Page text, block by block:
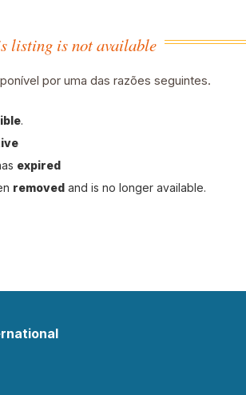
listing is not available
por uma das razões seguintes.
.
expired
removed and is no longer available.